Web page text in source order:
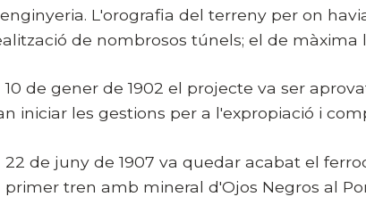
L'orografia del terreny per on
de nombrosos túnels; el de màxima
10 de gener de 1902 el projecte va ser
iniciar les gestions per a l'expropiació i
22 de juny de 1907 va quedar acabat el
primer tren amb mineral d'Ojos Negros al